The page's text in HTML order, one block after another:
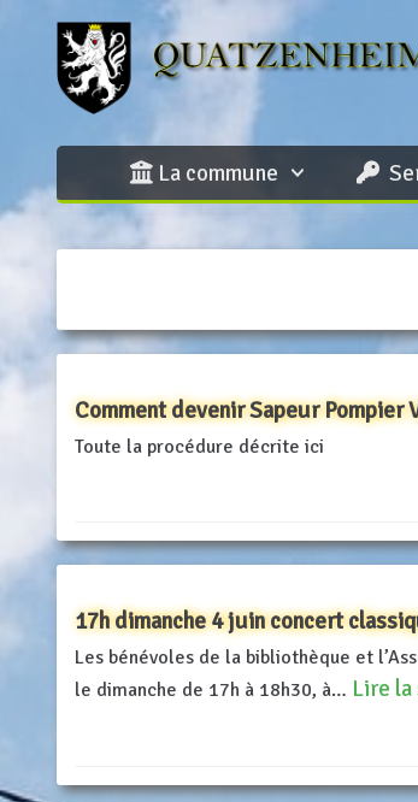
Aller
contenu
La commune
Comment devenir Sapeur Pompier
Toute la procédure décrite ici
17h dimanche 4 juin concert
Les bénévoles de la bibliothèque et
le dimanche de 17h à 18h30, à… Lire